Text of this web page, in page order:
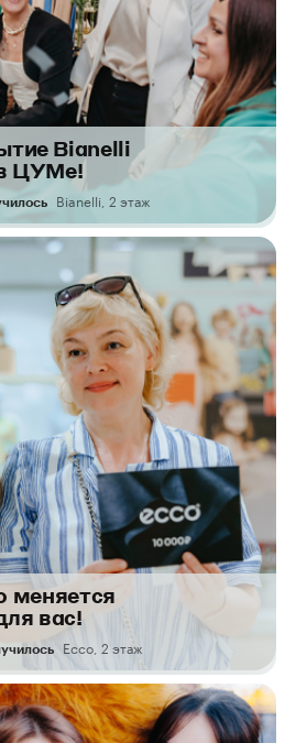
Bianelli
ЦУМе!
Bianelli, 2 этаж
меняется
вас!
Ecco, 2 этаж